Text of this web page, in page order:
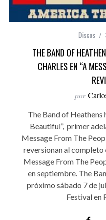
Discos
THE BAND OF
CHARLES EN “A
por
The Band of Heathens
Beautiful”, primer
Message From The
reversionan al completo
Message From The
en septiembre. The
próximo sábado 7 de
Festival en